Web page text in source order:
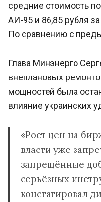
средние стоимость
АИ-95 и 86,85 рубля
По сравнению с
Глава Минэнерго
внеплановых
мощностей была
влияние украинских
«Рост цен на
власти уже
запрещённые
серьёзных
констатировал